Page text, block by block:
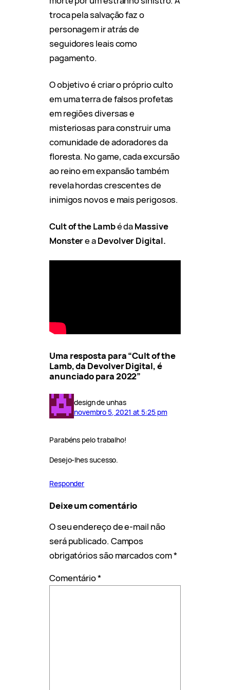
troca pela salvação faz o
personagem ir atrás de
seguidores leais como
pagamento.
O objetivo é criar o próprio culto
em uma terra de falsos profetas
em regiões diversas e
misteriosas para construir uma
comunidade de adoradores da
floresta. No game, cada excursão
ao reino em expansão também
revela hordas crescentes de
inimigos novos e mais perigosos.
Cult of the Lambé daMassive
Monstere aDevolver Digital.
Uma resposta para “Cult of the
Lamb, da Devolver Digital, é
anunciado para 2022”
design de unhas
novembro 5, 2021 at 5:25 pm
Parabéns pelo trabalho!
Desejo-lhes sucesso.
Responder
Deixe um comentário
O seu endereço de e-mail não
será publicado. Campos
obrigatórios são marcados com*
Comentário*